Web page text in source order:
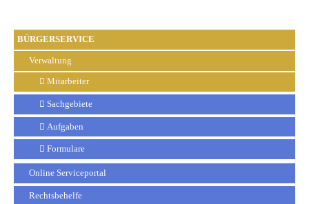
BÜRGERSERVICE
Verwaltung
Mitarbeiter
Sachgebiete
Aufgaben
Formulare
Online Serviceportal
Rechtsbehelfe